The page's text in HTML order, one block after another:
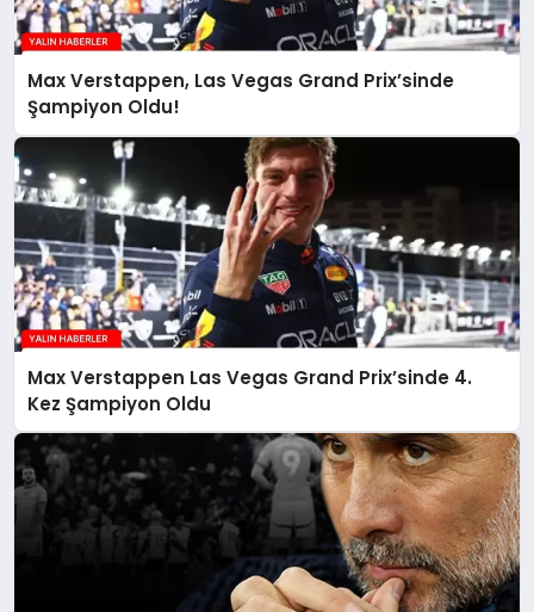
Max Verstappen, Las Vegas Grand Prix’sinde
Şampiyon Oldu!
Max Verstappen Las Vegas Grand Prix’sinde 4.
Kez Şampiyon Oldu